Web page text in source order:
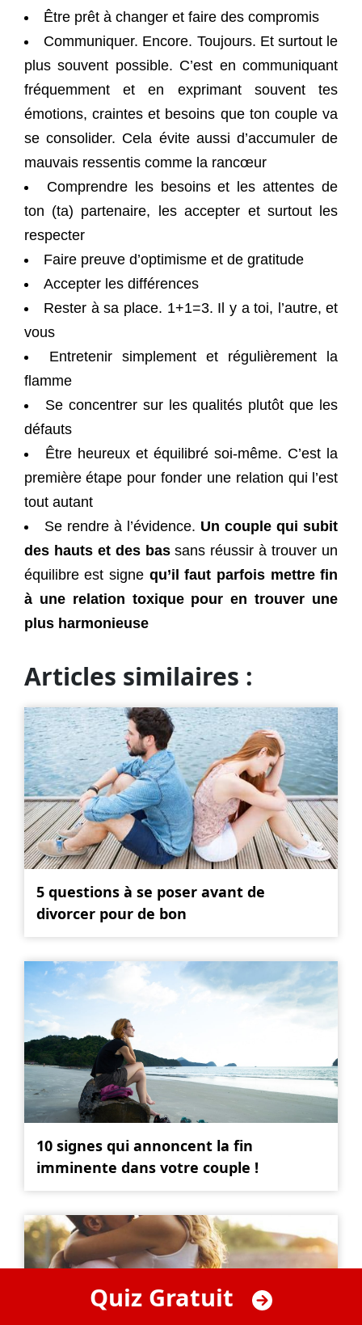
Être prêt à changer et faire des compromis
Communiquer. Encore. Toujours. Et surtout le
plus souvent possible. C’est en communiquant
fréquemment et en exprimant souvent tes
émotions, craintes et besoins que ton couple va
se consolider. Cela évite aussi d’accumuler de
mauvais ressentis comme la rancœur
Comprendre les besoins et les attentes de
ton (ta) partenaire, les accepter et surtout les
respecter
Faire preuve d’optimisme et de gratitude
Accepter les différences
Rester à sa place. 1+1=3. Il y a toi, l’autre, et
vous
Entretenir simplement et régulièrement la
flamme
Se concentrer sur les qualités plutôt que les
défauts
Être heureux et équilibré soi-même. C’est la
première étape pour fonder une relation qui l’est
tout autant
Se rendre à l’évidence. Un couple qui subit
des hauts et des bassans réussir à trouver un
équilibre est signe qu’il faut parfois mettre fin
à une relation toxique pour en trouver une
plus harmonieuse
Articles similaires :
5 questions à se poser avant de
divorcer pour de bon
10 signes qui annoncent la fin
imminente dans votre couple !
Quiz Gratuit